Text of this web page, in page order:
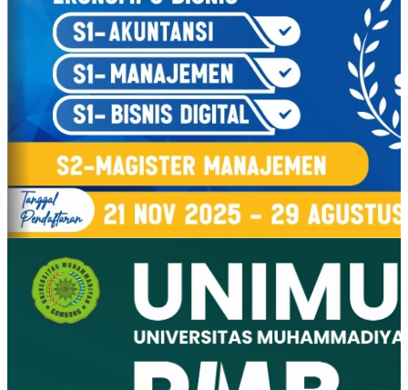
Inspiring
Opinion
Image